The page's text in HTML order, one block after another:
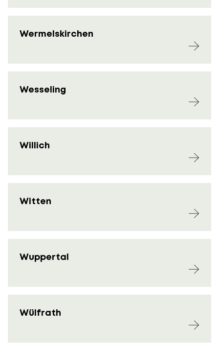
Wermelskirchen
Wesseling
Willich
Witten
Wuppertal
Wülfrath